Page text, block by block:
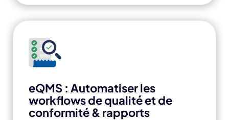
eQMS : Automatiser les
workflows de qualité et de
conformité & rapports